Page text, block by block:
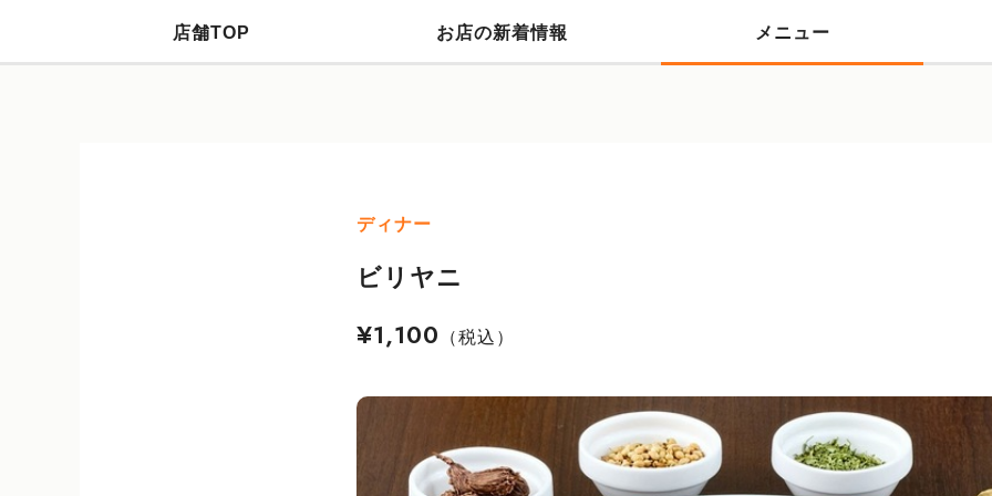
店舗TOP お店の新着情報 メニュー
ディナー
ビリヤニ
¥1,100 （税込）